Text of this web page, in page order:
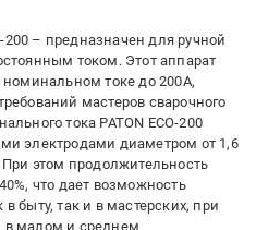
200 – предназначен для ручной
током. Этот аппарат
номинальном токе до 200А,
мастеров сварочного
тока PATON ECO-200
электродами диаметром от 1,6
этом продолжительность
что дает возможность
быту, так и в мастерских, при
в малом и среднем